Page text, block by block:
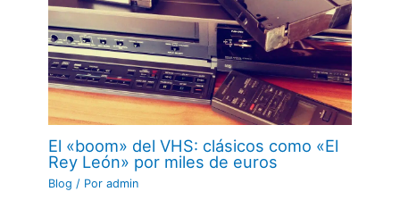
El «boom» del VHS: clásicos como «El
Rey León» por miles de euros
Blog / Poradmin